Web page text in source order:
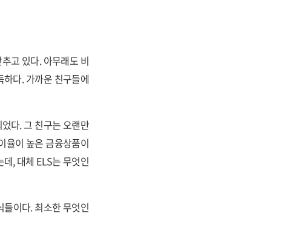
고 있다. 아무래도 비
다. 가까운 친구들에
다. 그 친구는 오랜만
율이 높은 금융상품이
, 대체 ELS는 무엇인
이다. 최소한 무엇인